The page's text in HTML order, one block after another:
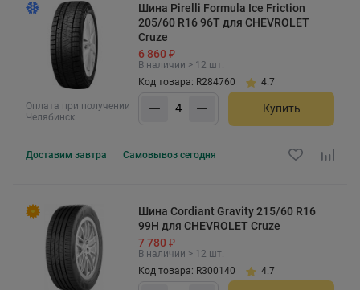
Оплата при получении
Челябинск
Шина Pirelli Formula Ice Friction
205/60 R16 96T для CHEVROLET
Cruze
6 860 ₽
В наличии > 12 шт.
Код товара: R284760
4.7
Купить
Доставим завтра Самовывоз сегодня
Шина Cordiant Gravity 215/60 R16
99H для CHEVROLET Cruze
7 780 ₽
В наличии > 12 шт.
Код товара: R300140
4.7